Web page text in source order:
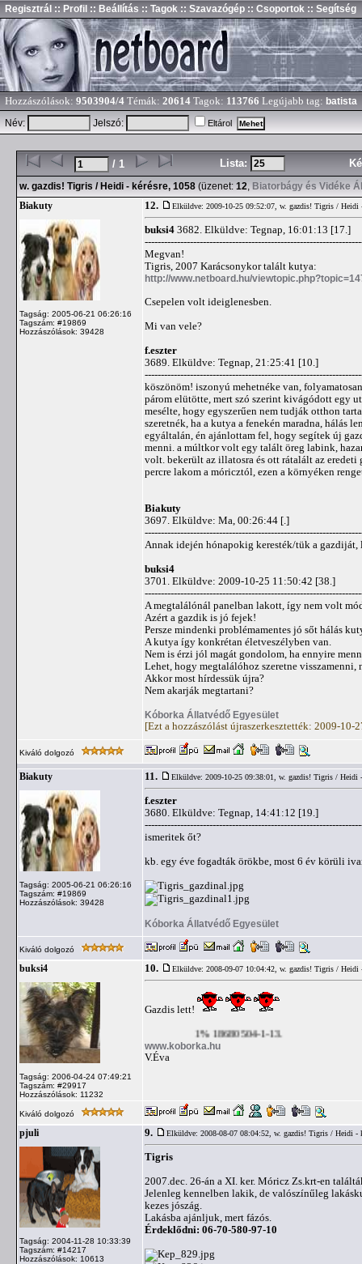
Regisztrál :: Profil :: Beállítás :: Tagok :: Szavazógép :: Csoportok :: Segítség
Hozzászólások: 9503904/4 Témák: 20614 Tagok: 113766 Legújabb tag: batista
Név:
Jelszó: Eltárol
/ 1 Lista:
w. gazdis! Tigris / Heidi - kérésre, 1058 (üzenet: 12, Biatorbágy és Vidéke
Biakuty
Tagság: 2005-06-21 06:26:16
Tagszám: #19869
Hozzászólások: 39428
12. Elküldve: 2009-10-25 09:52:07, w. gazdis! Tigris / Heidi
buksi4 3682. Elküldve: Tegnap, 16:01:13 [17.]
Megvan!
Tigris, 2007 Karácsonykor talált kutya:
http://www.netboard.hu/
Csepelen volt ideiglenesben.
Mi van vele?
f.eszter
3689. Elküldve: Tegnap, 21:25:41 [10.]
köszönöm! iszonyú mehetnéke van,
párom elütötte, mert szó szerint kivágódott egy
mesélte, hogy egyszerűen nem tudják otthon
szeretnék, ha a kutya a fenekén maradna, hálás
egyáltalán, én ajánlottam fel, hogy segítek új
menni. a múltkor volt egy talált öreg labink,
volt. bekerült az illatosra és ott rátalált az
percre lakom a móricztól, ezen a környéken
Biakuty
3697. Elküldve: Ma, 00:26:44 [.]
Annak idején hónapokig keresték/tük a
buksi4
3701. Elküldve: 2009-10-25 11:50:42 [38.]
A megtalálónál panelban lakott, így nem volt
Azért a gazdik is jó fejek!
Persze mindenki problémamentes jó sőt hálás
A kutya így konkrétan életveszélyben van.
Nem is érzi jól magát gondolom, ha ennyire
Lehet, hogy megtalálóhoz szeretne visszamenni,
Akkor most hírdessük újra?
Nem akarják megtartani?
Kóborka Állatvédő Egyesület
[Ezt a hozzászólást újraszerkesztették: 2009-10-
Kiváló dolgozó
Biakuty
Tagság: 2005-06-21 06:26:16
Tagszám: #19869
Hozzászólások: 39428
11. Elküldve: 2009-10-25 09:38:01, w. gazdis! Tigris / Heidi
f.eszter
3680. Elküldve: Tegnap, 14:41:12 [19.]
ismeritek őt?
kb. egy éve fogadták örökbe, most 6 év körüli
Kóborka Állatvédő Egyesület
Kiváló dolgozó
buksi4
Tagság: 2006-04-24 07:49:21
Tagszám: #29917
Hozzászólások: 11232
10. Elküldve: 2008-09-07 10:04:42, w. gazdis! Tigris / Heidi
Gazdis lett!
1% 18680504-1-13.
www.koborka.hu
V.Éva
Kiváló dolgozó
pjuli
Tagság: 2004-11-28 10:33:39
Tagszám: #14217
Hozzászólások: 10613
9. Elküldve: 2008-08-07 08:04:52, w. gazdis! Tigris / Heidi -
Tigris
2007.dec. 26-án a XI. ker. Móricz Zs.krt-en
Jelenleg kennelben lakik, de valószínűleg
kezes jószág.
Lakásba ajánljuk, mert fázós.
Érdeklődni: 06-70-580-97-10